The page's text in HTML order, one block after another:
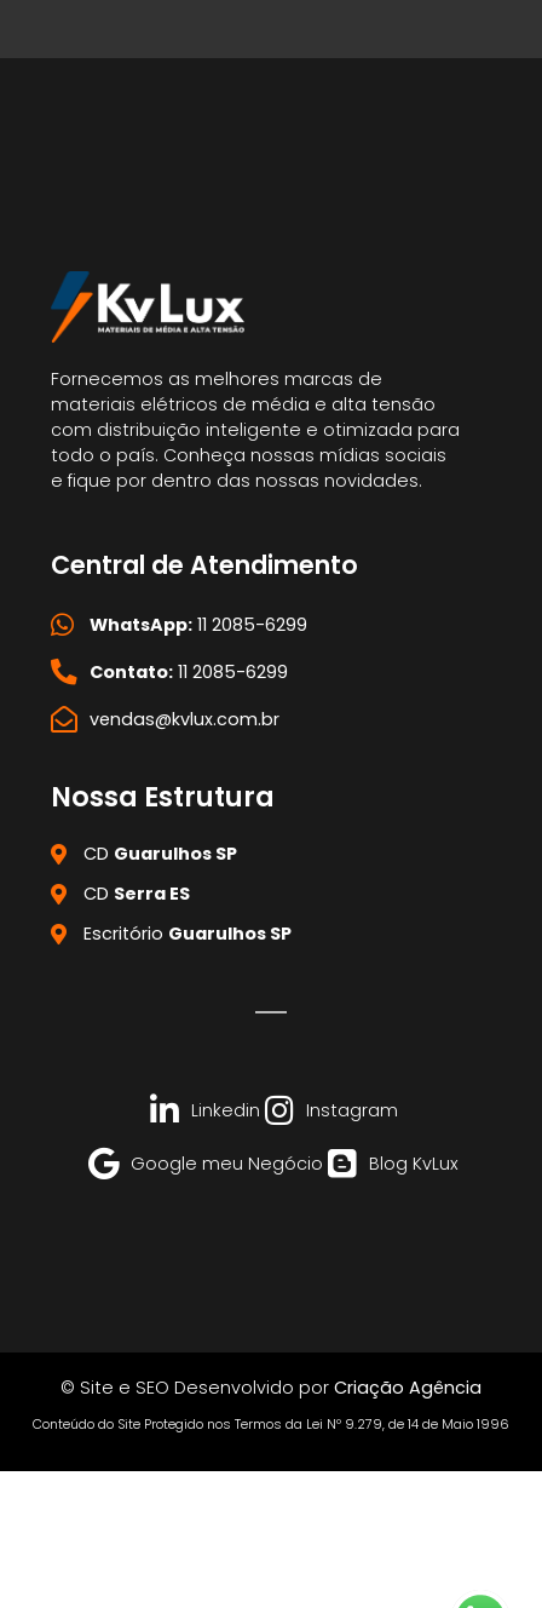
Fornecemos as melhores marcas de
materiais elétricos de média e alta tensão
com distribuição inteligente e otimizada para
todo o país. Conheça nossas mídias sociais
e fique por dentro das nossas novidades.
Central de Atendimento
WhatsApp:11 2085-6299
Contato:11 2085-6299
vendas@kvlux.com.br
Nossa Estrutura
CD Guarulhos SP
CD Serra ES
Escritório Guarulhos SP
Linkedin Instagram
Google meu Negócio Blog KvLux
© Site e SEO Desenvolvido por Criação Agência
Conteúdo do Site Protegido nos Termos da Lei Nº 9.279, de 14 de Maio 1996